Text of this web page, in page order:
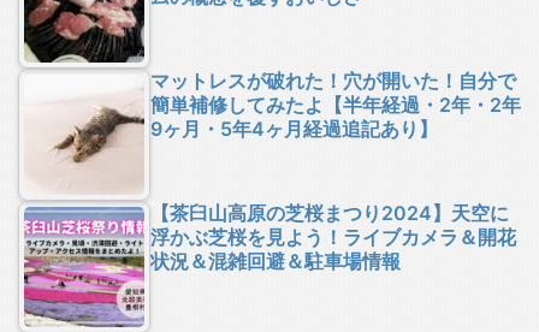
マットレスが破れた！穴が開いた！自分で
簡単補修してみたよ【半年経過・2年・2年
9ヶ月・5年4ヶ月経過追記あり】
【茶臼山高原の芝桜まつり2024】天空に
浮かぶ芝桜を見よう！ライブカメラ＆開花
状況＆混雑回避＆駐車場情報